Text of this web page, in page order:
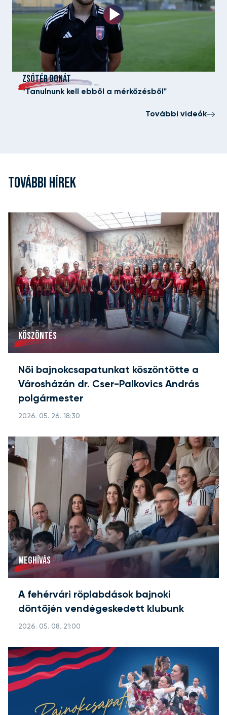
ZSÓTÉR DONÁT
"Tanulnunk kell ebből a mérkőzésből"
További videók
TOVÁBBI HÍREK
KÖSZÖNTÉS
Női bajnokcsapatunkat köszöntötte a
Városházán dr. Cser-Palkovics András
polgármester
2026. 05. 26. 18:30
MEGHÍVÁS
A fehérvári röplabdások bajnoki
döntőjén vendégeskedett klubunk
2026. 05. 08. 21:00